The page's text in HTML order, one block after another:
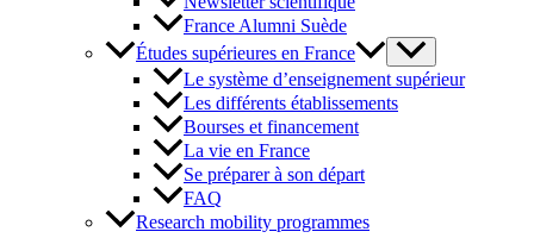
France Alumni Suède
Études supérieures en France
Le système d’enseignement supérieur
Les différents établissements
Bourses et financement
La vie en France
Se préparer à son départ
FAQ
Research mobility programmes